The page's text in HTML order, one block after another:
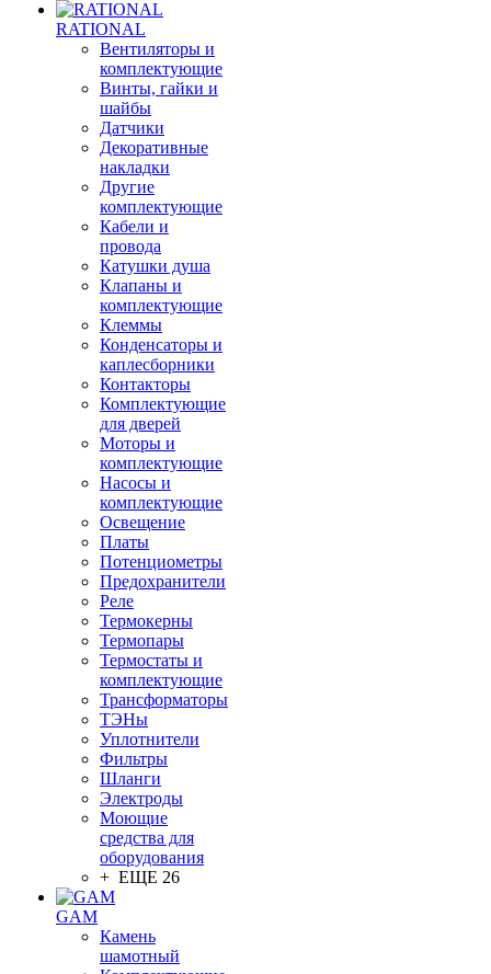
RATIONAL
Вентиляторы и
комплектующие
Винты, гайки и
шайбы
Датчики
Декоративные
накладки
Другие
комплектующие
Кабели и
провода
Катушки душа
Клапаны и
комплектующие
Клеммы
Конденсаторы и
каплесборники
Контакторы
Комплектующие
для дверей
Моторы и
комплектующие
Насосы и
комплектующие
Освещение
Платы
Потенциометры
Предохранители
Реле
Термокерны
Термопары
Термостаты и
комплектующие
Трансформаторы
ТЭНы
Уплотнители
Фильтры
Шланги
Электроды
Моющие
средства для
оборудования
+ ЕЩЕ 26
GAM
Камень
шамотный